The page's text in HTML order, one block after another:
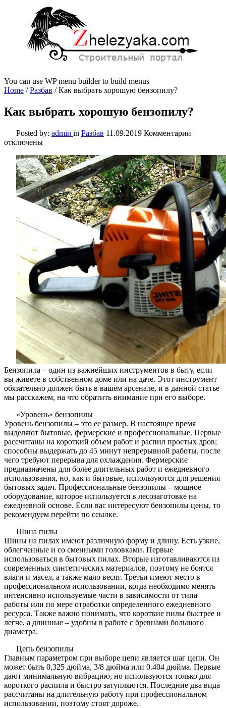
You can use WP menu builder to build menus
Home /Разбав /Как выбрать хорошую бензопилу?
Как выбрать хорошую бензопилу?
Posted by: admin in Разбав 11.09.2019 Комментарии
выбрать
хорошую
отключены
Бензопила – один из важнейших инструментов в быту, если
вы живете в собственном доме или на даче. Этот инструмент
обязательно должен быть в вашем арсенале, и в данной статье
мы расскажем, на что обратить внимание при его выборе.
«Уровень» бензопилы
Уровень бензопилы – это ее размер. В настоящее время
выделяют бытовые, фермерские и профессиональные. Первые
рассчитаны на короткий объем работ и распил простых дров;
способны выдержать до 45 минут непрерывной работы, после
чего требуют перерыва для охлаждения. Фермерские
предназначены для более длительных работ и ежедневного
использования, но, как и бытовые, используются для решения
бытовых задач. Профессиональные бензопилы – мощное
оборудование, которое используется в лесозаготовке на
ежедневной основе. Если вас интересуют бензопилы цены, то
рекомендуем перейти по ссылке.
Шина пилы
Шины на пилах имеют различную форму и длину. Есть узкие,
облегченные и со сменными головками. Первые
использоваться в бытовых пилах. Вторые изготавливаются из
современных синтетических материалов, поэтому не боятся
влаги и масел, а также мало весят. Третьи имеют место в
профессиональном использовании, когда необходимо менять
интенсивно используемые части в зависимости от типа
работы или по мере отработки определенного ежедневного
ресурса. Также важно понимать, что короткие пилы быстрее и
легче, а длинные – удобны в работе с бревнами большого
диаметра.
Цепь бензопилы
Главным параметром при выборе цепи является шаг цепи. Он
может быть 0,325 дюйма, 3/8 дюйма или 0.404 дюйма. Первые
дают минимальную вибрацию, но используются только для
короткого распила и быстро затупляются. Последние два вида
рассчитаны на длительную работу при профессиональном
использовании, поэтому стоят дороже.